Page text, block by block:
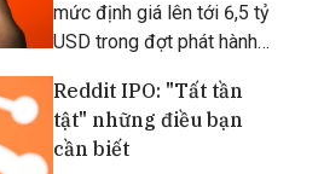
mức định giá lên tới 6,5 tỷ
USD trong đợt phát hành
chúng (IPO).
Reddit IPO: "Tất tần
tật" những điều bạn
cần biết